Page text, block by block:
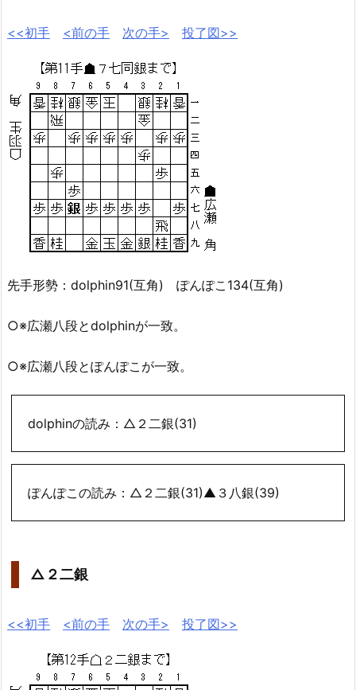
<<初手 <前の手 次の手> 投了図>>
先手形勢：dolphin91(互角) ぽんぽこ134(互角)
○※広瀬八段とdolphinが一致。
○※広瀬八段とぽんぽこが一致。
dolphinの読み：△２二銀(31)
ぽんぽこの読み：△２二銀(31)▲３八銀(39)
△２二銀
<<初手 <前の手 次の手> 投了図>>